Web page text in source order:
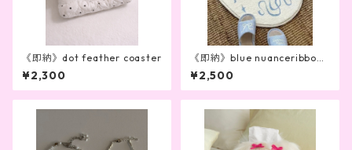
《即納》dot feather coaster
¥2,300
《即納》blue nuanceribbon
mat
¥2,500